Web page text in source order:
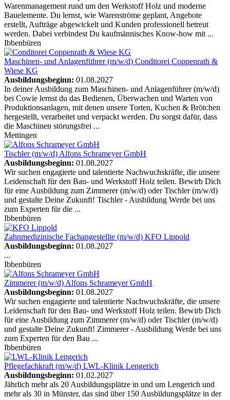
Warenmanagement rund um den Werkstoff Holz und moderne
Bauelemente. Du lernst, wie Warenströme geplant, Angebote
erstellt, Aufträge abgewickelt und Kunden professionell betreut
werden. Dabei verbindest Du kaufmännisches Know-how mit ...
Ibbenbüren
Maschinen- und Anlagenführer (m/w/d) Conditorei Coppenrath &
Wiese KG
Ausbildungsbeginn: 01.08.2027
In deiner Ausbildung zum Maschinen- und Anlagenführer (m/w/d)
bei Cowie lernst du das Bedienen, Überwachen und Warten von
Produktionsanlagen, mit denen unsere Torten, Kuchen & Brötchen
hergestellt, verarbeitet und verpackt werden. Du sorgst dafür, dass
die Maschinen störungsfrei ...
Mettingen
Tischler (m/w/d) Alfons Schrameyer GmbH
Ausbildungsbeginn: 01.08.2027
Wir suchen engagierte und talentierte Nachwuchskräfte, die unsere
Leidenschaft für den Bau- und Werkstoff Holz teilen. Bewirb Dich
für eine Ausbildung zum Zimmerer (m/w/d) oder Tischler (m/w/d)
und gestalte Deine Zukunft! Tischler - Ausbildung Werde bei uns
zum Experten für die ...
Ibbenbüren
Zahnmedizinische Fachangestellte (m/w/d) KFO Lippold
Ausbildungsbeginn: 01.08.2027
...
Ibbenbüren
Zimmerer (m/w/d) Alfons Schrameyer GmbH
Ausbildungsbeginn: 01.08.2027
Wir suchen engagierte und talentierte Nachwuchskräfte, die unsere
Leidenschaft für den Bau- und Werkstoff Holz teilen. Bewirb Dich
für eine Ausbildung zum Zimmerer (m/w/d) oder Tischler (m/w/d)
und gestalte Deine Zukunft! Zimmerer - Ausbildung Werde bei uns
zum Experten für den Bau ...
Ibbenbüren
Pflegefachkraft (m/w/d) LWL-Klinik Lengerich
Ausbildungsbeginn: 01.02.2027
Jährlich mehr als 20 Ausbildungsplätze in und um Lengerich und
mehr als 30 in Münster, das sind über 150 Ausbildungsplätze in der